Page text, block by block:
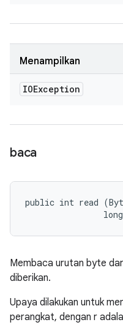
Menampilkan
IOException
baca
public int read
Membaca urutan byte
diberikan.
Upaya dilakukan untuk
perangkat, dengan r